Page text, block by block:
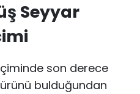
Seyyar
son derece
bulduğundan